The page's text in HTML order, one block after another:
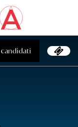
candidati
candidati